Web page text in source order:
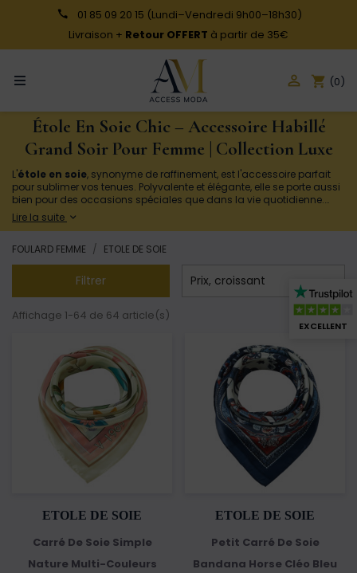
EXCELLENT
01 85 09 20 15 (Lundi–Vendredi 9h00–18h30)
Livraison + Retour OFFERT à partir de 35€
 shopping_cart (0)
Étole En Soie Chic – Accessoire Habillé
Grand Soir Pour Femme | Collection Luxe
L'étole en soie, synonyme de raffinement, est l'accessoire parfait
pour sublimer vos tenues. Polyvalente et élégante, elle se porte aussi
bien pour des occasions spéciales que dans la vie quotidienne.
Chez Access Moda
: unies, à motifs ou satinées, adaptées à toutes les saisons. Profitez
touche unique à votre style. Commandez dès maintenant et
bénéficiez d'une livraison rapide !
Lire la suite
FOULARD FEMME ETOLE DE SOIE
Filtrer Prix, croissant
Affichage 1-64 de 64 article(s)
ETOLE DE SOIE
Carré De Soie Simple
Nature Multi-Couleurs
ETOLE DE SOIE
Petit Carré De Soie
Bandana Horse Cléo Bleu